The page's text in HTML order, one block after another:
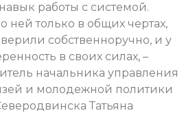
работы с системой.
ней только в общих чертах,
собственноручно, и у
в своих силах, –
начальника управления
и молодежной политики
Татьяна